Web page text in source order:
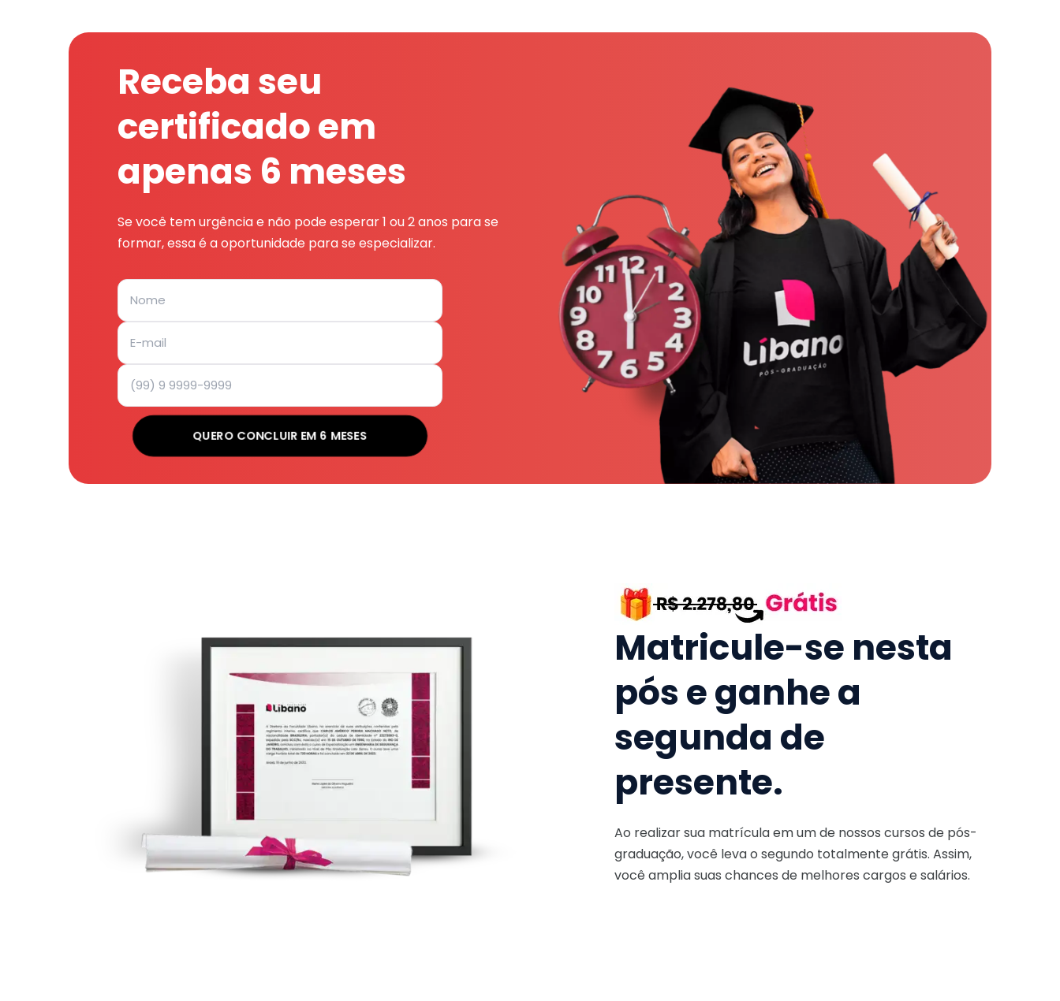
Receba seu
certificado em
apenas 6 meses
Se você tem urgência e não pode esperar 1 ou 2 anos para se
formar, essa é a oportunidade para se especializar.
QUERO CONCLUIR EM 6 MESES
Matricule-se nesta
pós e ganhe a
segunda de
presente.
Ao realizar sua matrícula em um de nossos cursos de pós-
graduação, você leva o segundo totalmente grátis. Assim,
você amplia suas chances de melhores cargos e salários.